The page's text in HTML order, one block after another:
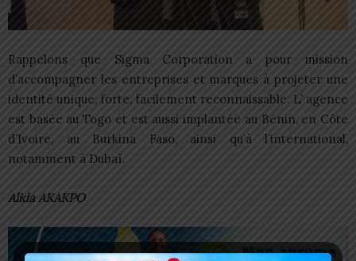
Rappelons que Sigma Corporation a pour mission
d’accompagner les entreprises et marques à projeter une
identité unique, forte, facilement reconnaissable. L’ agence
est basée au Togo et est aussi implantée au Bénin, en Côte
d’Ivoire, au Burkina Faso, ainsi qu’à l’international,
notamment à Dubaï.
Alida AKAKPO